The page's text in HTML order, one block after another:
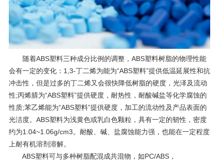
随着ABS塑料三种成分比例的调整，ABS塑料树脂的物理性能
会有一定的变化：1,3-丁二烯为能为“ABS塑料”提供低温延展性和抗
冲击性，但是过多的丁二烯又会很快降低树脂的硬度，光泽及流动
性;丙烯腈为“ABS塑料”提供硬度，耐热性，耐酸碱盐等化学腐蚀的
性质;苯乙烯能为“ABS塑料”提供硬度，加工的流动性及产品表面的
光洁度。ABS塑料为浅黄色或乳白色颗粒，具有一定的韧性，密度
约为1.04~1.06g/cm3。耐酸、碱、盐腐蚀能力强，也能在一定程度
上耐有机溶剂溶解。
ABS塑料可与多种树脂配混成共混物，如PC/ABS，